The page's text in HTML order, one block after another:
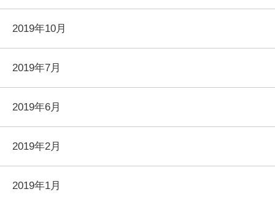
2019年10月
2019年7月
2019年6月
2019年2月
2019年1月